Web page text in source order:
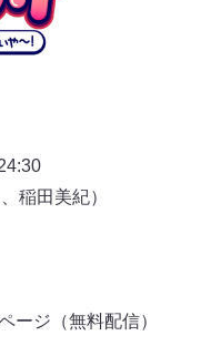
～24:30
稲田美紀）
ージ（無料配信）